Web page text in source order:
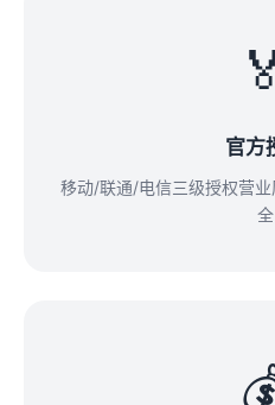
官方
移动/联通/电信三级授权营
全